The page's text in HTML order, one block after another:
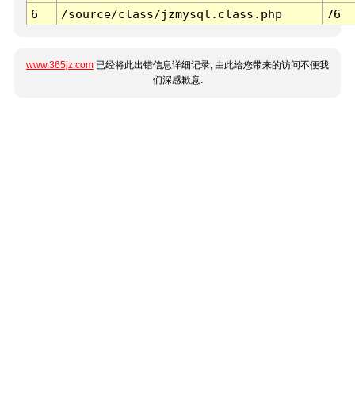
6
/source/class/jzmysql.class.php 76
www.365jz.com 已经将此出错信息详细记录, 由此给您带来的访问不便我
们深感歉意.